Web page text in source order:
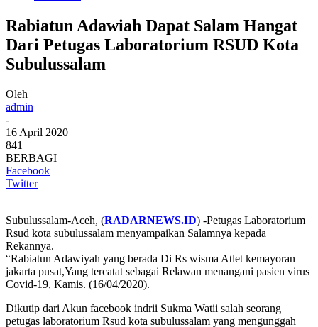
Rabiatun Adawiah Dapat Salam Hangat
Dari Petugas Laboratorium RSUD Kota
Subulussalam
Oleh
admin
-
16 April 2020
841
BERBAGI
Facebook
Twitter
Subulussalam-Aceh, (RADARNEWS.ID) -Petugas Laboratorium
Rsud kota subulussalam menyampaikan Salamnya kepada
Rekannya.
“Rabiatun Adawiyah yang berada Di Rs wisma Atlet kemayoran
jakarta pusat,Yang tercatat sebagai Relawan menangani pasien virus
Covid-19, Kamis. (16/04/2020).
Dikutip dari Akun facebook indrii Sukma Watii salah seorang
petugas laboratorium Rsud kota subulussalam yang mengunggah